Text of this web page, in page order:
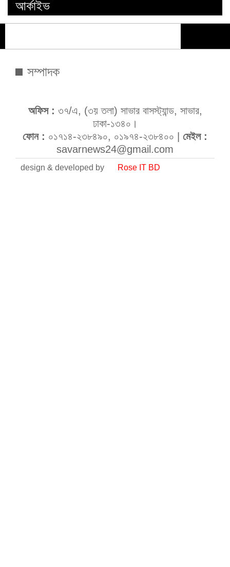
আর্কাইভ
সম্পাদক
অফিস : ৩৭/এ, (৩য় তলা) সাভার বাসস্ট্যান্ড, সাভার,
ঢাকা-১৩৪০।
ফোন : ০১৭১৪-২৩৮৪৯০, ০১৯৭৪-২৩৮৪০০ | মেইল :
savarnews24@gmail.com
design & developed by Rose IT BD